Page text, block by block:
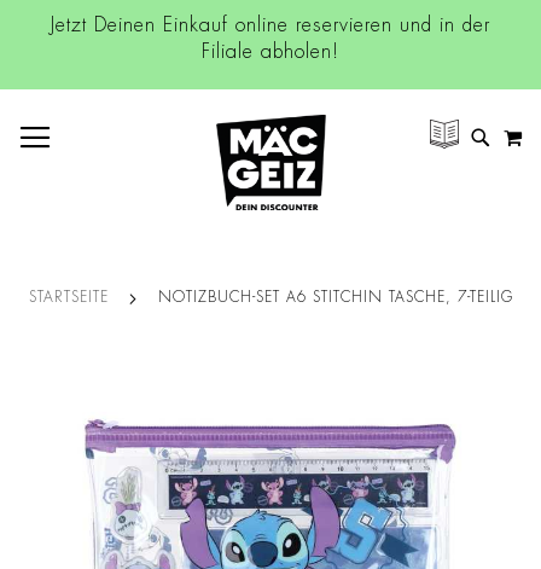
Jetzt Deinen Einkauf online reservieren und in der
Filiale abholen!
SUCHE
STARTSEITE NOTIZBUCH-SET A6 STITCHIN TASCHE, 7-TEILIG
Bildgalerie